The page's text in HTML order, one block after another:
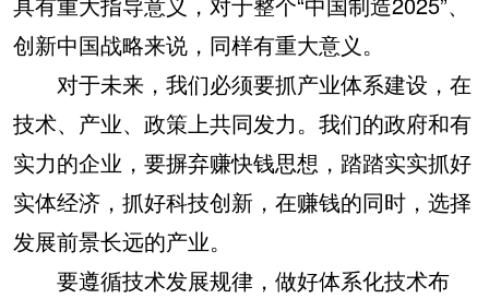
创新中国战略来说，同样有重大意义。
对于未来，我们必须要抓产业体系建设，在
技术、产业、政策上共同发力。我们的政府和有
实力的企业，要摒弃赚快钱思想，踏踏实实抓好
实体经济，抓好科技创新，在赚钱的同时，选择
发展前景长远的产业。
要遵循技术发展规律，做好体系化技术布